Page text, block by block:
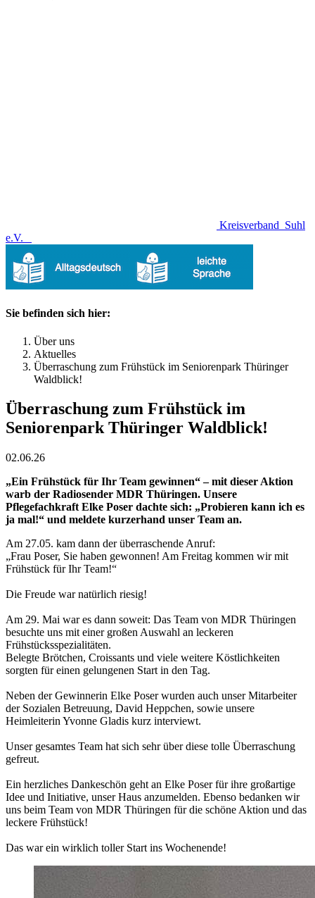
Kreisverband Suhl
e.V.
Sie befinden sich hier:
Über uns
Aktuelles
Überraschung zum Frühstück im Seniorenpark Thüringer
Waldblick!
Überraschung zum Frühstück im
Seniorenpark Thüringer Waldblick!
02.06.26
„Ein Frühstück für Ihr Team gewinnen“ – mit dieser Aktion
warb der Radiosender MDR Thüringen. Unsere
Pflegefachkraft Elke Poser dachte sich: „Probieren kann ich es
ja mal!“ und meldete kurzerhand unser Team an.
Am 27.05. kam dann der überraschende Anruf:
„Frau Poser, Sie haben gewonnen! Am Freitag kommen wir mit
Frühstück für Ihr Team!“
Die Freude war natürlich riesig!
Am 29. Mai war es dann soweit: Das Team von MDR Thüringen
besuchte uns mit einer großen Auswahl an leckeren
Frühstücksspezialitäten.
Belegte Brötchen, Croissants und viele weitere Köstlichkeiten
sorgten für einen gelungenen Start in den Tag.
Neben der Gewinnerin Elke Poser wurden auch unser Mitarbeiter
der Sozialen Betreuung, David Heppchen, sowie unsere
Heimleiterin Yvonne Gladis kurz interviewt.
Unser gesamtes Team hat sich sehr über diese tolle Überraschung
gefreut.
Ein herzliches Dankeschön geht an Elke Poser für ihre großartige
Idee und Initiative, unser Haus anzumelden. Ebenso bedanken wir
uns beim Team von MDR Thüringen für die schöne Aktion und das
leckere Frühstück!
Das war ein wirklich toller Start ins Wochenende!